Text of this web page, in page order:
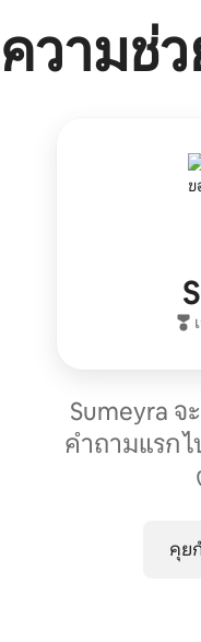
วามช่
Sumeyra
คำถามแรก
คุย